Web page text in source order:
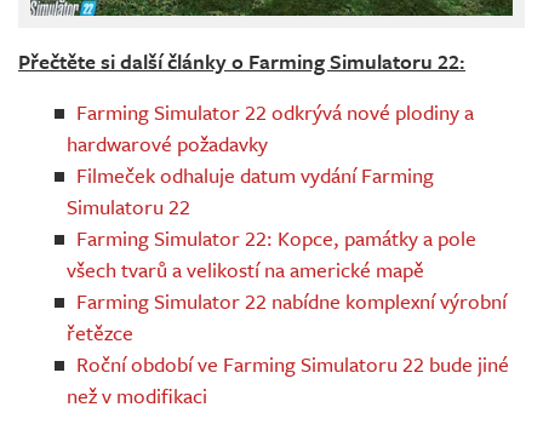
Přečtěte si další články o Farming Simulatoru 22:
Farming Simulator 22 odkrývá nové plodiny a
hardwarové požadavky
Filmeček odhaluje datum vydání Farming
Simulatoru 22
Farming Simulator 22: Kopce, památky a pole
všech tvarů a velikostí na americké mapě
Farming Simulator 22 nabídne komplexní výrobní
řetězce
Roční období ve Farming Simulatoru 22 bude jiné
než v modifikaci